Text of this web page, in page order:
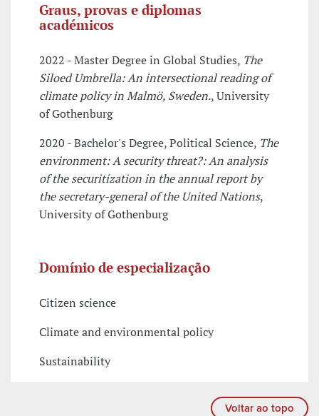
Graus, provas e diplomas
académicos
2022 - Master Degree in Global Studies, The
Siloed Umbrella: An intersectional reading of
climate policy in Malmö, Sweden., University
of Gothenburg
2020 - Bachelor's Degree, Political Science, The
environment: A security threat?: An analysis
of the securitization in the annual report by
the secretary-general of the United Nations,
University of Gothenburg
Domínio de especialização
Citizen science
Climate and environmental policy
Sustainability
Voltar ao topo